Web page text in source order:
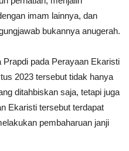
imam lainnya, dan
bukannya anugerah.
pada Perayaan Ekaristi
2023 tersebut tidak hanya
ditahbiskan saja, tetapi juga
Ekaristi tersebut terdapat
pembaharuan janji